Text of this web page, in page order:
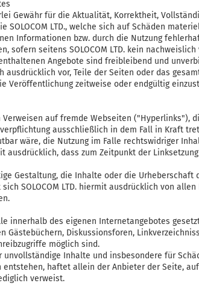
Gewähr für die Aktualität, Korrektheit,
SOLOCOM LTD., welche sich auf Schäden
Informationen bzw. durch die Nutzung
sofern seitens SOLOCOM LTD. kein
Angebote sind freibleibend und
ausdrücklich vor, Teile der Seiten oder das
Veröffentlichung zeitweise oder endgültig
auf fremde Webseiten ("Hyperlinks"),
ausschließlich in dem Fall in Kraft
wäre, die Nutzung im Falle rechtswidriger
ausdrücklich, dass zum Zeitpunkt der
Gestaltung, die Inhalte oder die Urheberschaft
SOLOCOM LTD. hiermit ausdrücklich von
innerhalb des eigenen Internetangebotes
Gästebüchern, Diskussionsforen,
möglich sind.
Inhalte und insbesondere für
haftet allein der Anbieter der Seite,
verweist.